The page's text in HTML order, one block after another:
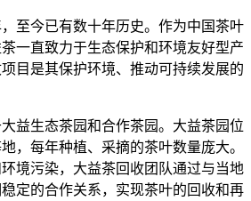
至今已有数十年历史。作为中国茶叶
一直致力于生态保护和环境友好型产
目是其保护环境、推动可持续发展的
益生态茶园和合作茶园。大益茶园位
，每年种植、采摘的茶叶数量庞大。
境污染，大益茶回收团队通过与当地
定的合作关系，实现茶叶的回收和再